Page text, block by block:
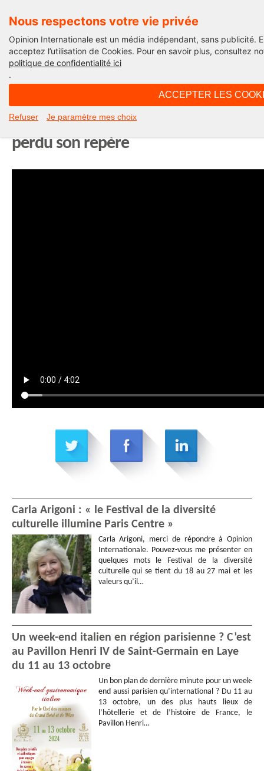
Nous respectons votre vie privée
Opinion Internationale est un média indépendant, sans publicité.
acceptez l’utilisation de Cookies. Pour en savoir plus, consultez
politique de confidentialité ici
.
ACCEPTER LES
Refuser Je paramètre mes choix
Paris XIII : le quartier de Rungis a
perdu son repère
Carla Arigoni : « le Festival de la diversité
culturelle illumine Paris Centre »
Carla Arigoni, merci de répondre à Opinion
Internationale. Pouvez-vous me présenter en
quelques mots le Festival de la diversité
culturelle qui se tient du 18 au 27 mai et les
valeurs qu’il…
Un week-end italien en région parisienne ? C’est
au Pavillon Henri IV de Saint-Germain en Laye
du 11 au 13 octobre
Un bon plan de dernière minute pour un week-
end aussi parisien qu’international ? Du 11 au
13 octobre, un des plus hauts lieux de
l’hôtellerie et de l’histoire de France, le
Pavillon Henri…